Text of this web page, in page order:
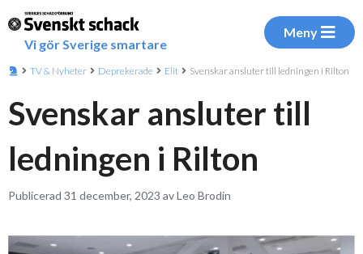
Vi gör Sverige smartare
Meny
TV & Nyheter Deprekerade Elit Svenskar ansluter till ledningen i Rilton
Svenskar ansluter till
ledningen i Rilton
Publicerad 31 december, 2023 av Leo Brodin